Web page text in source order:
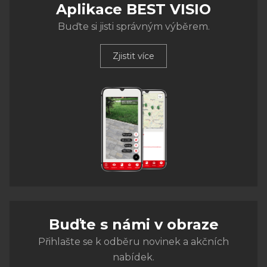
Aplikace BEST VISIO
Buďte si jisti správným výběrem.
Zjistit více
Buďte s námi v obraze
Přihlašte se k odběru novinek a akčních
nabídek.